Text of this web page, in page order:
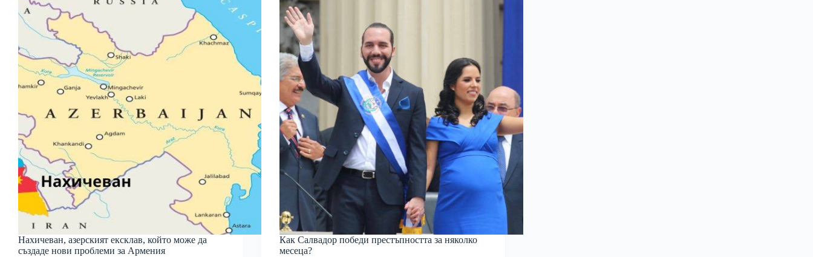
Нахичеван, азерският ексклав, който може да
създаде нови проблеми за Армения
Как Салвадор победи престъпността за няколко
месеца?